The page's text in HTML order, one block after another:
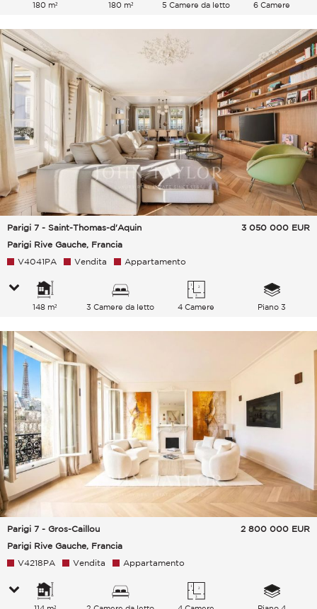
180 m² 180 m² 5 Camere da letto 6 Camere
Parigi 7 - Saint-Thomas-d'Aquin
Parigi Rive Gauche, Francia
3 050 000 EUR
V4041PA Vendita Appartamento
148 m² 3 Camere da letto 4 Camere Piano 3
Parigi 7 - Gros-Caillou
Parigi Rive Gauche, Francia
2 800 000 EUR
V4218PA Vendita Appartamento